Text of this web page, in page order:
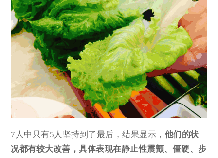
7人中只有5人坚持到了最后，结果显示， 他们的状
况都有较大改善 ，具体表现在静止性震颤、僵硬、步